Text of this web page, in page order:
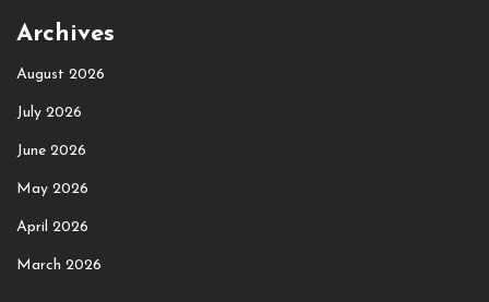
Archives
August 2026
July 2026
June 2026
May 2026
April 2026
March 2026